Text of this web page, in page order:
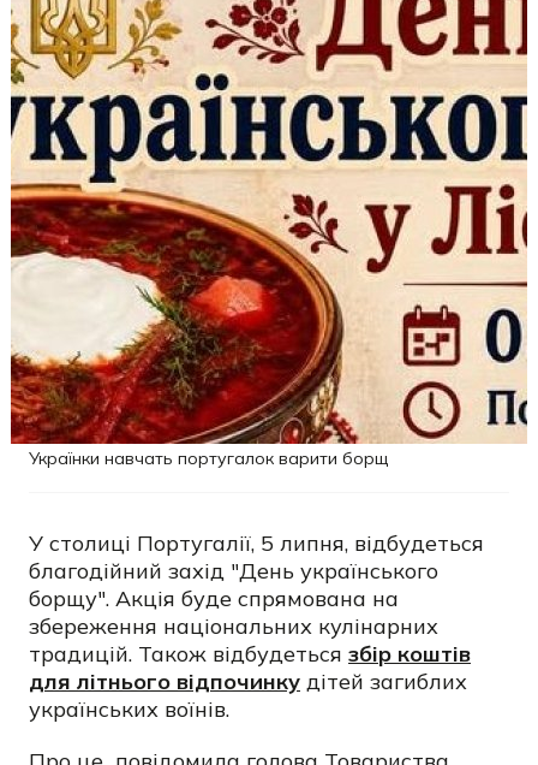
Українки навчать португалок варити борщ
У столиці Португалії, 5 липня, відбудеться
благодійний захід "День українського
борщу". Акція буде спрямована на
збереження національних кулінарних
традицій. Також відбудеться збір коштів
для літнього відпочинку дітей загиблих
українських воїнів.